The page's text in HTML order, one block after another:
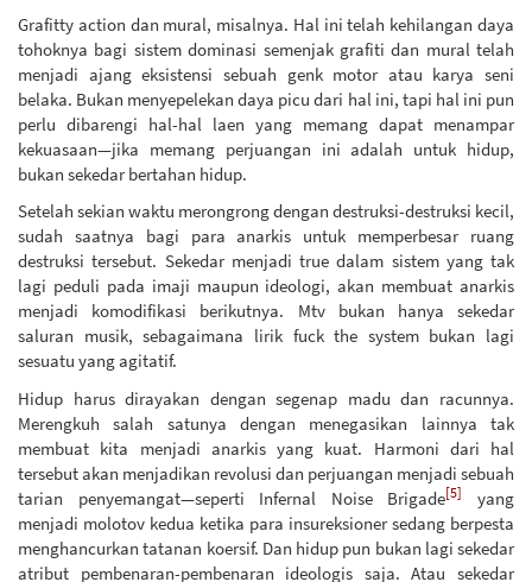
Grafitty action dan mural, misalnya. Hal ini telah kehilangan daya
tohoknya bagi sistem dominasi semenjak grafiti dan mural telah
menjadi ajang eksistensi sebuah genk motor atau karya seni
belaka. Bukan menyepelekan daya picu dari hal ini, tapi hal ini pun
perlu dibarengi hal-hal laen yang memang dapat menampar
kekuasaan—jika memang perjuangan ini adalah untuk hidup,
bukan sekedar bertahan hidup.
Setelah sekian waktu merongrong dengan destruksi-destruksi kecil,
sudah saatnya bagi para anarkis untuk memperbesar ruang
destruksi tersebut. Sekedar menjadi true dalam sistem yang tak
lagi peduli pada imaji maupun ideologi, akan membuat anarkis
menjadi komodifikasi berikutnya. Mtv bukan hanya sekedar
saluran musik, sebagaimana lirik fuck the system bukan lagi
sesuatu yang agitatif.
Hidup harus dirayakan dengan segenap madu dan racunnya.
Merengkuh salah satunya dengan menegasikan lainnya tak
membuat kita menjadi anarkis yang kuat. Harmoni dari hal
tersebut akan menjadikan revolusi dan perjuangan menjadi sebuah
tarian penyemangat—seperti Infernal Noise Brigade[5]
yang
menjadi molotov kedua ketika para insureksioner sedang berpesta
menghancurkan tatanan koersif. Dan hidup pun bukan lagi sekedar
atribut pembenaran-pembenaran ideologis saja. Atau sekedar